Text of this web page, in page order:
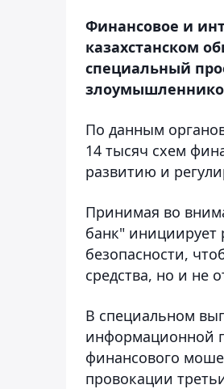
Финансовое и
казахстанском
специальный
По данным
14 тысяч схем
развитию и
Принимая во
банк"
безопасности,
средства, но и не
В специальном
информационной
финансового
провокации